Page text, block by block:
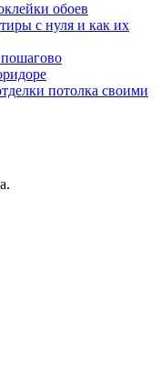
обоев
с нуля и как их
потолка своими